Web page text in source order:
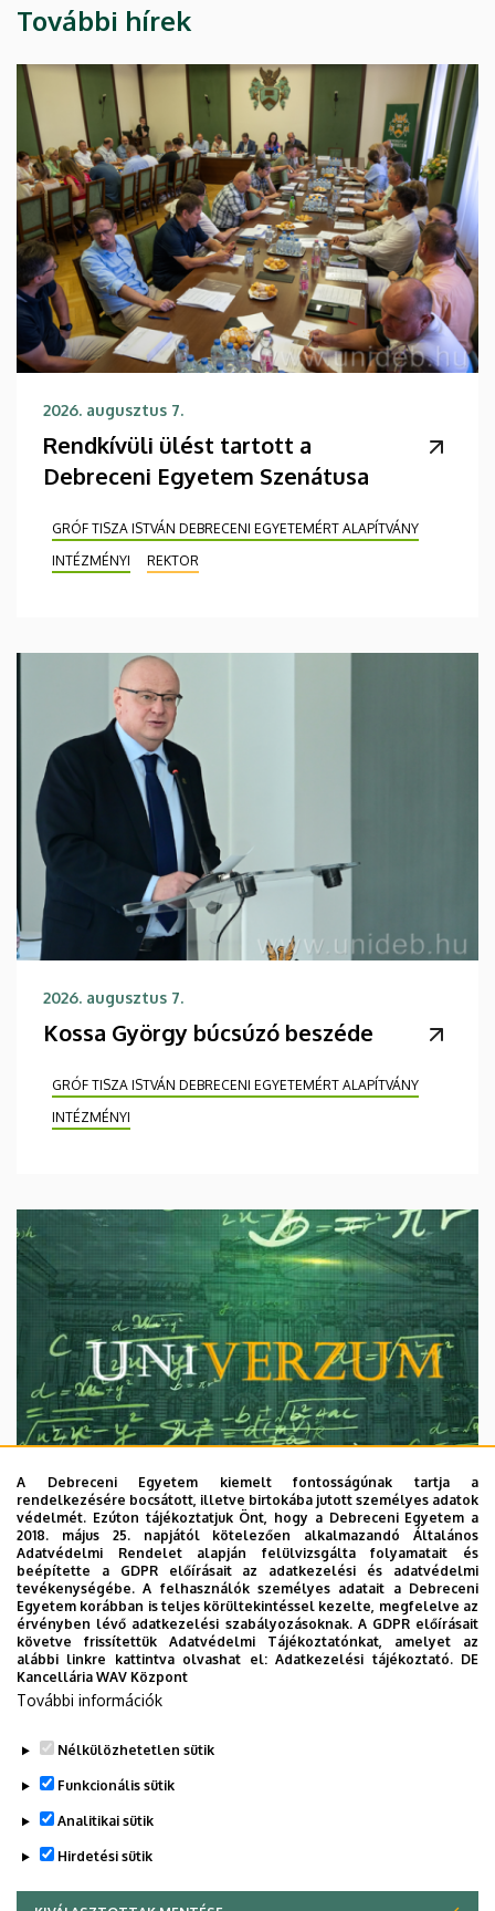
További hírek
2026. augusztus 7.
Rendkívüli ülést tartott a
Debreceni Egyetem Szenátusa
GRÓF TISZA ISTVÁN DEBRECENI EGYETEMÉRT ALAPÍTVÁNY
INTÉZMÉNYI
REKTOR
2026. augusztus 7.
Kossa György búcsúzó beszéde
GRÓF TISZA ISTVÁN DEBRECENI EGYETEMÉRT ALAPÍTVÁNY
INTÉZMÉNYI
2026. augusztus 7.
Univerzum: A Debreceni Egyetem
titkos receptjei
KUTATÁS TUDOMÁNY
A Debreceni Egyetem kiemelt fontosságúnak tartja a
rendelkezésére bocsátott, illetve birtokába jutott személyes adatok
védelmét. Ezúton tájékoztatjuk Önt, hogy a Debreceni Egyetem a
2018. május 25. napjától kötelezően alkalmazandó Általános
Adatvédelmi Rendelet alapján felülvizsgálta folyamatait és
beépítette a GDPR előírásait az adatkezelési és adatvédelmi
tevékenységébe. A felhasználók személyes adatait a Debreceni
Egyetem korábban is teljes körültekintéssel kezelte, megfelelve az
érvényben lévő adatkezelési szabályozásoknak. A GDPR előírásait
követve frissítettük Adatvédelmi Tájékoztatónkat, amelyet az
alábbi linkre kattintva olvashat el:Adatkezelési tájékoztató. DE
Kancellária WAV Központ
További információk
Nélkülözhetetlen sütik
Funkcionális sütik
Analitikai sütik
Hirdetési sütik